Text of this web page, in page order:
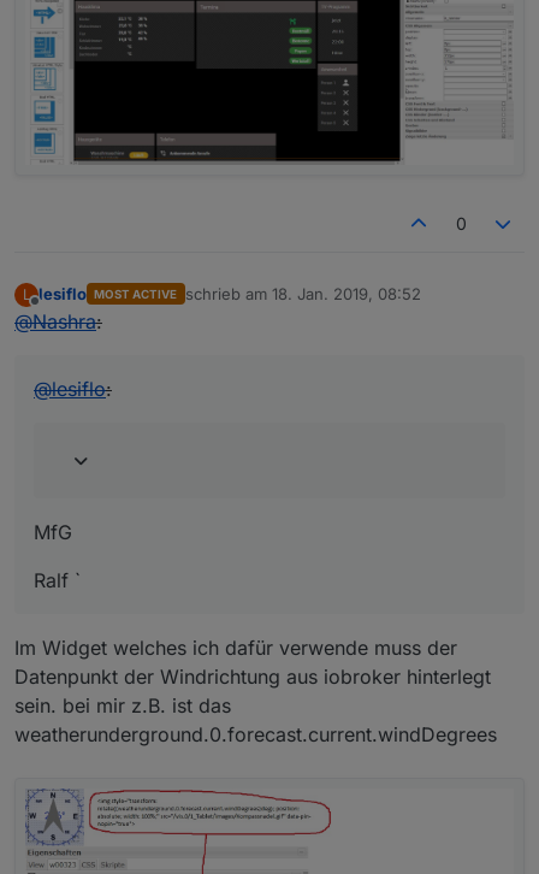
0
L
Offline
lesiflo MOST ACTIVE schrieb am 18. Jan. 2019, 08:52
zuletzt editiert von
@Nashra:
@lesiflo:
MfG
Ralf `
Im Widget welches ich dafür verwende muss der
Datenpunkt der Windrichtung aus iobroker hinterlegt
sein. bei mir z.B. ist das
weatherunderground.0.forecast.current.windDegrees